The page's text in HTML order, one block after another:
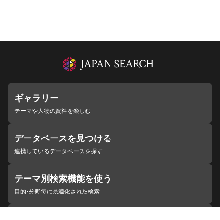
ギャラリー
テーマや人物の資料を楽しむ
データベースを見つける
連携しているデータベースを探す
テーマ別検索機能を使う
目的・分野毎に最適化された検索